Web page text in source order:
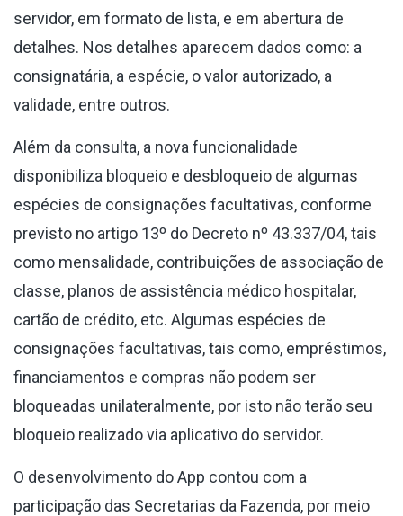
servidor, em formato de lista, e em abertura de
detalhes. Nos detalhes aparecem dados como: a
consignatária, a espécie, o valor autorizado, a
validade, entre outros.
Além da consulta, a nova funcionalidade
disponibiliza bloqueio e desbloqueio de algumas
espécies de consignações facultativas, conforme
previsto no artigo 13º do Decreto nº 43.337/04, tais
como mensalidade, contribuições de associação de
classe, planos de assistência médico hospitalar,
cartão de crédito, etc. Algumas espécies de
consignações facultativas, tais como, empréstimos,
financiamentos e compras não podem ser
bloqueadas unilateralmente, por isto não terão seu
bloqueio realizado via aplicativo do servidor.
O desenvolvimento do App contou com a
participação das Secretarias da Fazenda, por meio